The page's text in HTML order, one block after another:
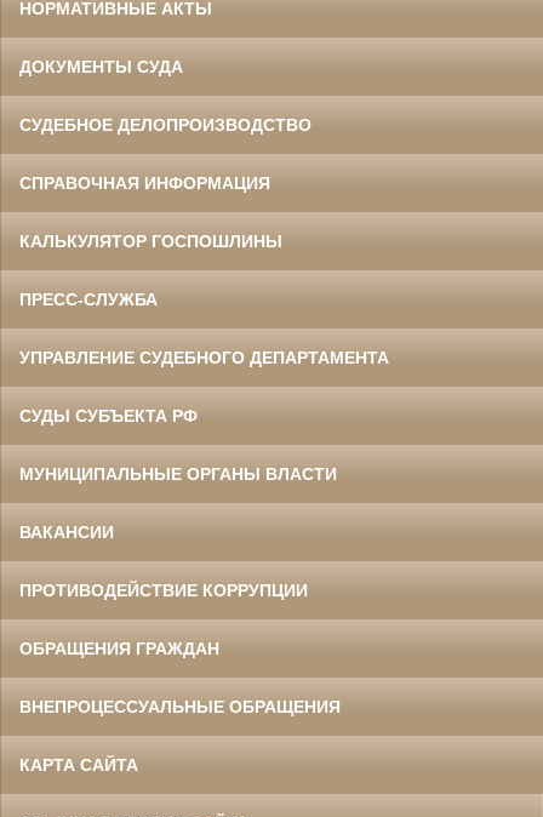
НОРМАТИВНЫЕ АКТЫ
ДОКУМЕНТЫ СУДА
СУДЕБНОЕ ДЕЛОПРОИЗВОДСТВО
СПРАВОЧНАЯ ИНФОРМАЦИЯ
КАЛЬКУЛЯТОР ГОСПОШЛИНЫ
ПРЕСС-СЛУЖБА
УПРАВЛЕНИЕ СУДЕБНОГО ДЕПАРТАМЕНТА
СУДЫ СУБЪЕКТА РФ
МУНИЦИПАЛЬНЫЕ ОРГАНЫ ВЛАСТИ
ВАКАНСИИ
ПРОТИВОДЕЙСТВИЕ КОРРУПЦИИ
ОБРАЩЕНИЯ ГРАЖДАН
ВНЕПРОЦЕССУАЛЬНЫЕ ОБРАЩЕНИЯ
КАРТА САЙТА